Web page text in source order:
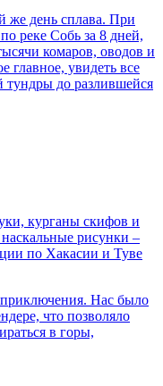
же день сплава. При
реке Собь за 8 дней,
комаров, оводов и
главное, увидеть все
тундры до разлившейся
курганы скифов и
рисунки –
по Хакасии и Туве
Нас было
что позволяло
в горы,